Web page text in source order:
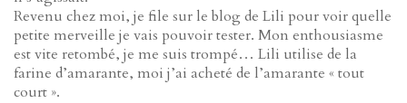
Revenu chez moi, je file sur le blog de Lili pour voir quelle
petite merveille je vais pouvoir tester. Mon enthousiasme
est vite retombé, je me suis trompé… Lili utilise de la
farine d’amarante, moi j’ai acheté de l’amarante « tout
court ».